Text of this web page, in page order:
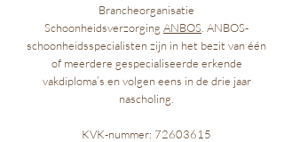
Brancheorganisatie
Schoonheidsverzorging ANBOS . ANBOS-
schoonheidsspecialisten zijn in het bezit van één
of meerdere gespecialiseerde erkende
vakdiploma’s en volgen eens in de drie jaar
nascholing.
KVK-nummer: 72603615